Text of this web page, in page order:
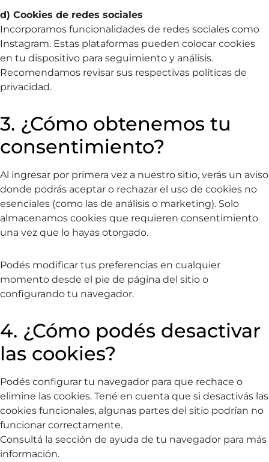
d) Cookies de redes sociales
Incorporamos funcionalidades de redes sociales como
Instagram. Estas plataformas pueden colocar cookies
en tu dispositivo para seguimiento y análisis.
Recomendamos revisar sus respectivas políticas de
privacidad.
3. ¿Cómo obtenemos tu
consentimiento?
Al ingresar por primera vez a nuestro sitio, verás un aviso
donde podrás aceptar o rechazar el uso de cookies no
esenciales (como las de análisis o marketing). Solo
almacenamos cookies que requieren consentimiento
una vez que lo hayas otorgado.
Podés modificar tus preferencias en cualquier
momento desde el pie de página del sitio o
configurando tu navegador.
4. ¿Cómo podés desactivar
las cookies?
Podés configurar tu navegador para que rechace o
elimine las cookies. Tené en cuenta que si desactivás las
cookies funcionales, algunas partes del sitio podrían no
funcionar correctamente.
Consultá la sección de ayuda de tu navegador para más
información.